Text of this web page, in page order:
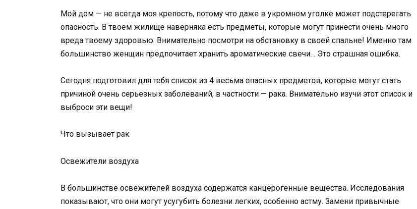
Мой дом — не всегда моя крепость, потому что даже в укромном уголке может подстерегать
опасность. В твоем жилище наверняка есть предметы, которые могут принести очень много
вреда твоему здоровью. Внимательно посмотри на обстановку в своей спальне! Именно там
большинство женщин предпочитает хранить ароматические свечи… Это страшная ошибка.
Сегодня подготовил для тебя список из 4 весьма опасных предметов, которые могут стать
причиной очень серьезных заболеваний, в частности — рака. Внимательно изучи этот список и
выброси эти вещи!
Что вызывает рак
Освежители воздуха
В большинстве освежителей воздуха содержатся канцерогенные вещества. Исследования
показывают, что они могут усугубить болезни легких, особенно астму. Замени привычные